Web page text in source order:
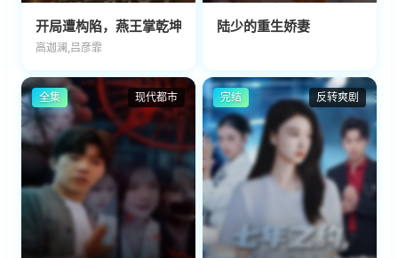
开局遭构陷，燕王掌乾坤
高迦澜,吕彦霏
陆少的重生娇妻
现代都市
全集 反转爽剧
完结